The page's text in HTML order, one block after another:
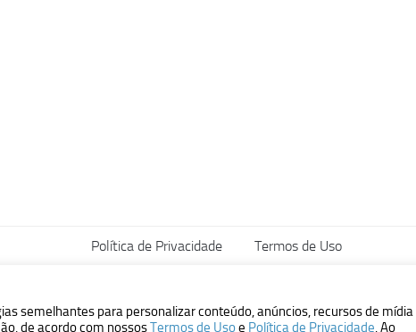
Política de Privacidade Termos de Uso
semelhantes para personalizar conteúdo, anúncios, recursos de mídia
de acordo com nossosTermos de Usoe Política de Privacidade. Ao